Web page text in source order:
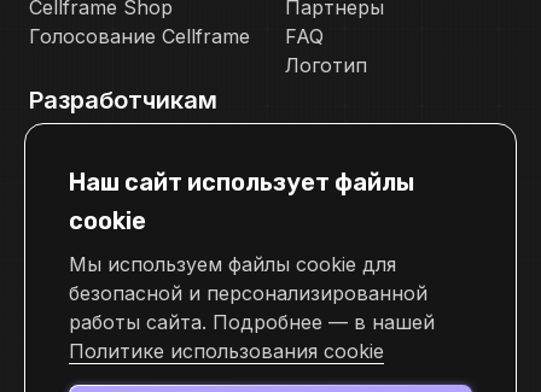
Cellframe Shop
Голосование Cellframe
Партнеры
FAQ
Логотип
Разработчикам
Телеграм канал для разработчиков
Свяжитесь с нами
pr@cellframe.net
tech_support@cellframe.net
cellframe_support_ru
Форма обратной связи
Наш сайт использует файлы
cookie
Мы используем файлы cookie для
безопасной и персонализированной
работы сайта. Подробнее — в нашей
Политике использования cookie